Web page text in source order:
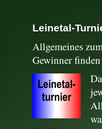
Leinetal-
Allgemeines
Gewinner